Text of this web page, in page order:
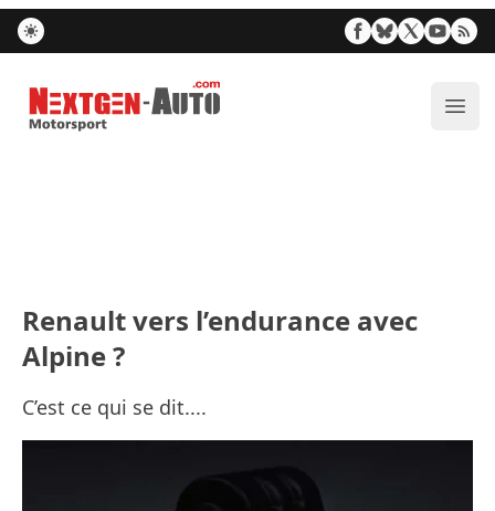
Nextgen-Auto.com
Renault vers l’endurance avec
Alpine ?
C’est ce qui se dit....